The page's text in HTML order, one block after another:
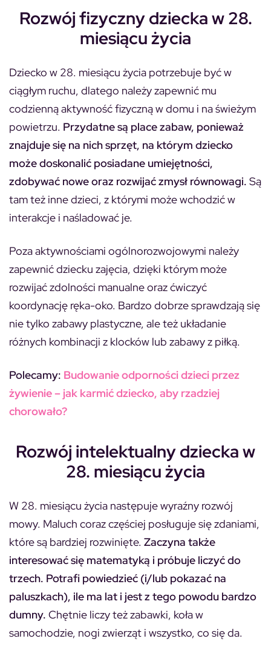
Rozwój fizyczny dziecka w 28.
miesiącu życia
Dziecko w 28. miesiącu życia potrzebuje być w
ciągłym ruchu, dlatego należy zapewnić mu
codzienną aktywność fizyczną w domu i na świeżym
powietrzu. Przydatne są place zabaw, ponieważ
znajduje się na nich sprzęt, na którym dziecko
może doskonalić posiadane umiejętności,
zdobywać nowe oraz rozwijać zmysł równowagi. Są
tam też inne dzieci, z którymi może wchodzić w
interakcje i naśladować je.
Poza aktywnościami ogólnorozwojowymi należy
zapewnić dziecku zajęcia, dzięki którym może
rozwijać zdolności manualne oraz ćwiczyć
koordynację ręka-oko. Bardzo dobrze sprawdzają się
nie tylko zabawy plastyczne, ale też układanie
różnych kombinacji z klocków lub zabawy z piłką.
Polecamy: Budowanie odporności dzieci przez
żywienie – jak karmić dziecko, aby rzadziej
chorowało?
Rozwój intelektualny dziecka w
28. miesiącu życia
W 28. miesiącu życia następuje wyraźny rozwój
mowy. Maluch coraz częściej posługuje się zdaniami,
które są bardziej rozwinięte. Zaczyna także
interesować się matematyką i próbuje liczyć do
trzech. Potrafi powiedzieć (i/lub pokazać na
paluszkach), ile ma lat i jest z tego powodu bardzo
dumny. Chętnie liczy też zabawki, koła w
samochodzie, nogi zwierząt i wszystko, co się da.